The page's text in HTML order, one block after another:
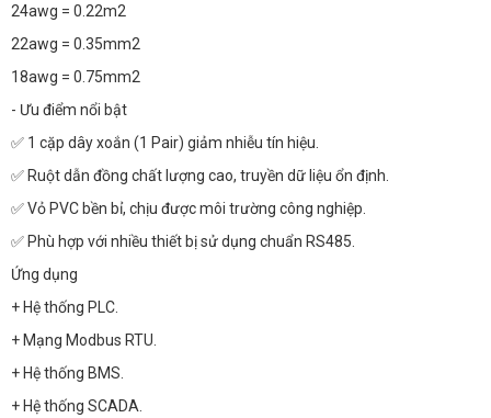
24awg = 0.22m2
22awg = 0.35mm2
18awg = 0.75mm2
- Ưu điểm nổi bật
✅ 1 cặp dây xoắn (1 Pair) giảm nhiễu tín hiệu.
✅ Ruột dẫn đồng chất lượng cao, truyền dữ liệu ổn định.
✅ Vỏ PVC bền bỉ, chịu được môi trường công nghiệp.
✅ Phù hợp với nhiều thiết bị sử dụng chuẩn RS485.
Ứng dụng
+ Hệ thống PLC.
+ Mạng Modbus RTU.
+ Hệ thống BMS.
+ Hệ thống SCADA.